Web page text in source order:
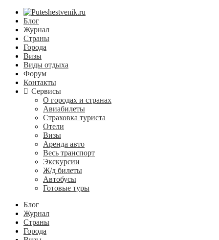
Блог
Журнал
Страны
Города
Визы
Виды отдыха
Форум
Контакты
Сервисы
О городах и странах
Авиабилеты
Страховка туриста
Отели
Визы
Аренда авто
Весь транспорт
Экскурсии
Ж/д билеты
Автобусы
Готовые туры
Блог
Журнал
Страны
Города